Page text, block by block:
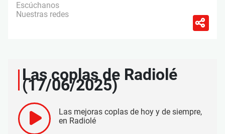
Escúchanos
Nuestras redes
Las coplas de Radiolé
(17/06/2025)
Las mejoras coplas de hoy y de siempre,
en Radiolé